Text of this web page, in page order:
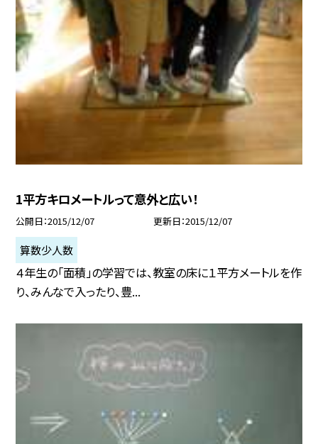
1平方キロメートルって意外と広い！
公開日 2015/12/07 更新日 2015/12/07
算数少人数
４年生の「面積」の学習では、教室の床に１平方メートルを作
り、みんなで入ったり、豊...